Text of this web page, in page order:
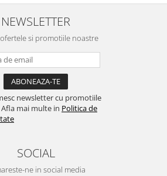
sa imi
mult !
buna, recomand cu drag !
NEWSLETTER
si promotiile noastre
newsletter cu promotiile
mai multe in Politica de
SOCIAL
ne in social media